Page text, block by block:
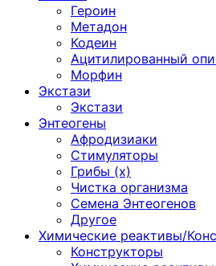
Героин
Метадон
Кодеин
Ацитилированный
Морфин
Экстази
Экстази
Энтеогены
Афродизиаки
Стимуляторы
Грибы (х)
Чистка организма
Семена Энтеогенов
Другое
Химические реактивы/
Конструкторы